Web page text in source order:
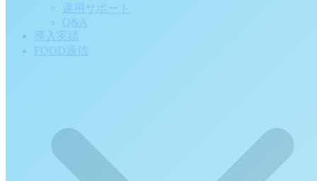
運用サポート
Q&A
導入実績
FOOD通信